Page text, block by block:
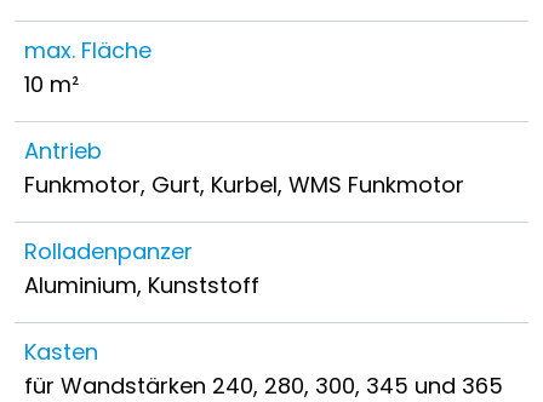
max. Fläche
10 m²
Antrieb
Funkmotor, Gurt, Kurbel, WMS Funkmotor
Rolladenpanzer
Aluminium, Kunststoff
Kasten
für Wandstärken 240, 280, 300, 345 und 365